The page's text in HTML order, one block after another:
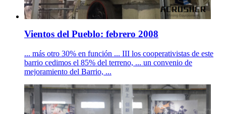
Vientos del Pueblo: febrero 2008
... más otro 30% en función ... III los cooperativistas de este
barrio cedimos el 85% del terreno, ... un convenio de
mejoramiento del Barrio, ...